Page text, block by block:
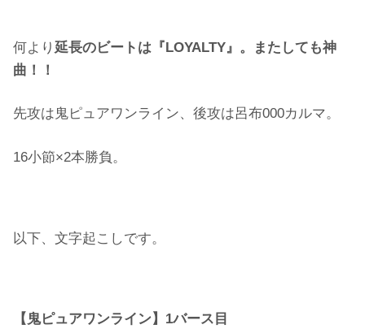
何より 延長のビートは『LOYALTY』。またしても神
曲！！
先攻は鬼ピュアワンライン、後攻は呂布000カルマ。
16小節×2本勝負。
以下、文字起こしです。
【鬼ピュアワンライン】1バース目